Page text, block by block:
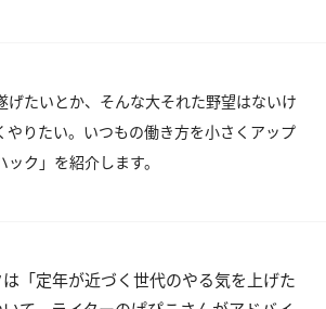
げたいとか、そんな大それた野望はないけ
やりたい。いつもの働き方を小さくアップ
ク」を紹介します。
「定年が近づく世代のやる気を上げた